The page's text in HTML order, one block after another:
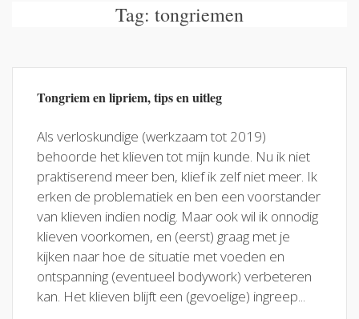
Tag: tongriemen
Tongriem en lipriem, tips en uitleg
Als verloskundige (werkzaam tot 2019)
behoorde het klieven tot mijn kunde. Nu ik niet
praktiserend meer ben, klief ik zelf niet meer. Ik
erken de problematiek en ben een voorstander
van klieven indien nodig. Maar ook wil ik onnodig
klieven voorkomen, en (eerst) graag met je
kijken naar hoe de situatie met voeden en
ontspanning (eventueel bodywork) verbeteren
kan. Het klieven blijft een (gevoelige) ingreep...